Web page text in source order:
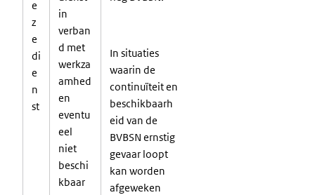
e
z
e
di
e
n
st
in
verban
d met
werkza
amhed
en
eventu
eel
niet
beschi
kbaar
In situaties
waarin de
continuïteit en
beschikbaarh
eid van de
BVBSN ernstig
gevaar loopt
kan worden
afgeweken